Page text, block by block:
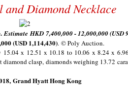
and Diamond Necklace
Estimate HKD 7,400,000 - 12,000,000(USD
(USD 1,114,430). © Poly Auction.
15.04 x 12.51 x 10.18 to 10.06 x 8.24 x
clasp, diamonds weighing 13.72
Grand Hyatt Hong Kong